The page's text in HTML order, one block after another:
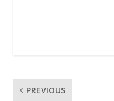
PREVIOUS